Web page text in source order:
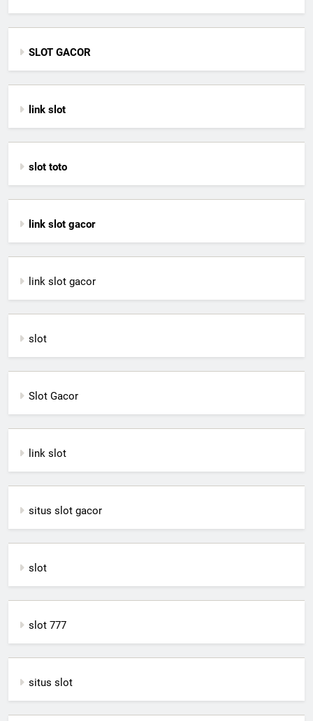
SLOT GACOR
link slot
slot toto
link slot gacor
link slot gacor
slot
Slot Gacor
link slot
situs slot gacor
slot
slot 777
situs slot